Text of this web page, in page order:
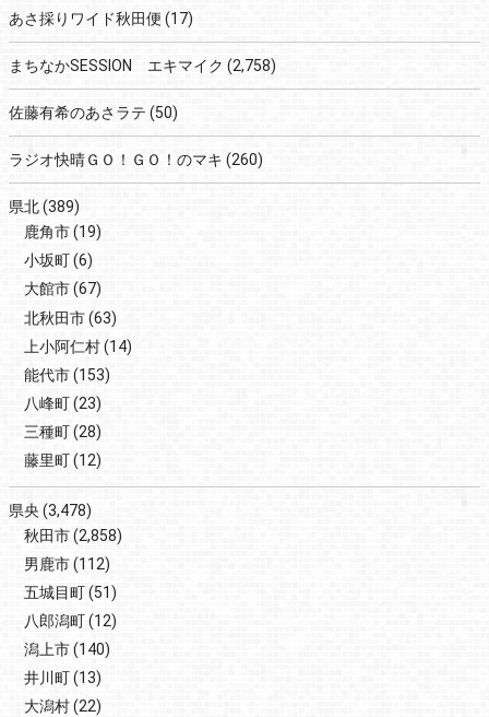
あさ採りワイド秋田便 (17)
まちなかSESSION エキマイク (2,758)
佐藤有希のあさラテ (50)
ラジオ快晴ＧＯ！ＧＯ！のマキ (260)
県北(389)
鹿角市(19)
小坂町(6)
大館市(67)
北秋田市(63)
上小阿仁村(14)
能代市(153)
八峰町(23)
三種町(28)
藤里町(12)
県央 (3,478)
秋田市(2,858)
男鹿市(112)
五城目町(51)
八郎潟町(12)
潟上市(140)
井川町(13)
大潟村(22)